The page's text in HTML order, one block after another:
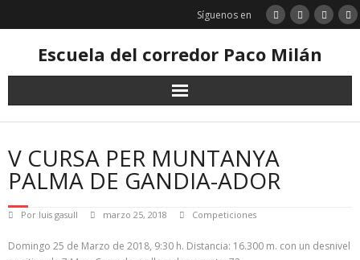
Síguenos en
Escuela del corredor Paco Milán
V CURSA PER MUNTANYA
PALMA DE GANDIA-ADOR
Por luis gasull marzo 25, 2018 Competiciones
Domingo 25 de Marzo de 2018, 9:30 h. Distancia: 16.300 m. con un desnivel